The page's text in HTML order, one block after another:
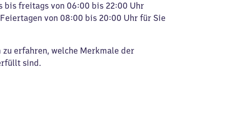
bis freitags von 06:00 bis 22:00 Uhr
von 08:00 bis 20:00 Uhr für Sie
erfahren, welche Merkmale der
sind.